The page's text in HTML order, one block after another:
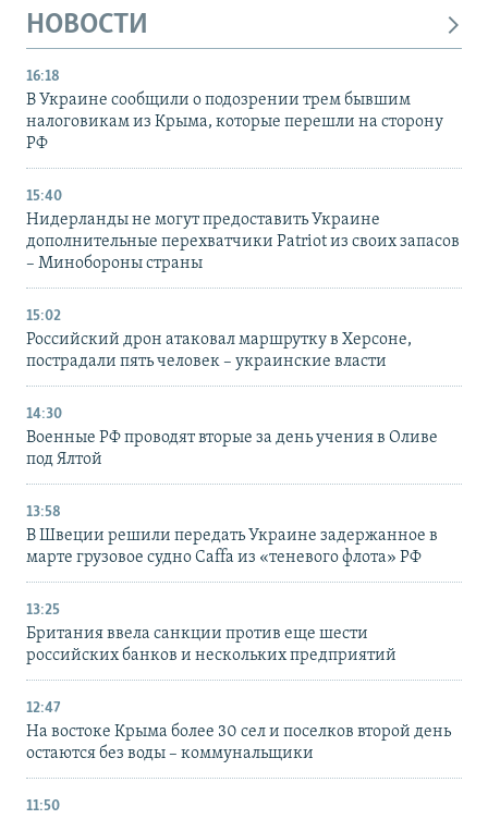
НОВОСТИ
16:18
В Украине сообщили о подозрении трем бывшим
налоговикам из Крыма, которые перешли на сторону
РФ
15:40
Нидерланды не могут предоставить Украине
дополнительные перехватчики Patriot из своих запасов
– Минобороны страны
15:02
Российский дрон атаковал маршрутку в Херсоне,
пострадали пять человек – украинские власти
14:30
Военные РФ проводят вторые за день учения в Оливе
под Ялтой
13:58
В Швеции решили передать Украине задержанное в
марте грузовое судно Caffa из «теневого флота» РФ
13:25
Британия ввела санкции против еще шести
российских банков и нескольких предприятий
12:47
На востоке Крыма более 30 сел и поселков второй день
остаются без воды – коммунальщики
11:50